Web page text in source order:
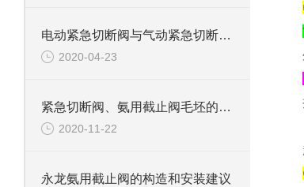
电动紧急切断阀与气动紧急切断阀工作原理
2020-04-23
紧急切断阀、氨用截止阀毛坯的凝固工序
2020-11-22
永龙氨用截止阀的构造和安装建议